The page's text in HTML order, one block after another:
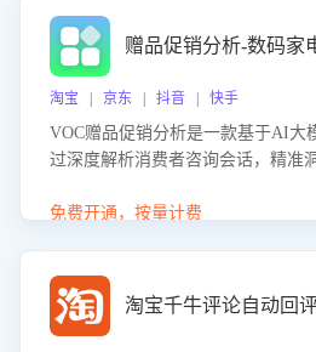
赠品促销分析-数码家
淘宝 | 京东 | 抖音 | 快手
VOC赠品促销分析是一款基于AI大
过深度解析消费者咨询会话，精准
销诉求，帮助企业制定个性化赠品
免费开通，按量计费
淘宝千牛评论自动回